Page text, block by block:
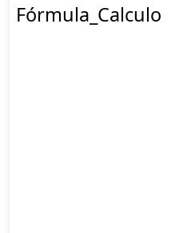
Fórmula_Calculo